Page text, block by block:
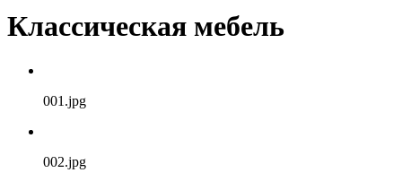
Классическая мебель
001.jpg
002.jpg